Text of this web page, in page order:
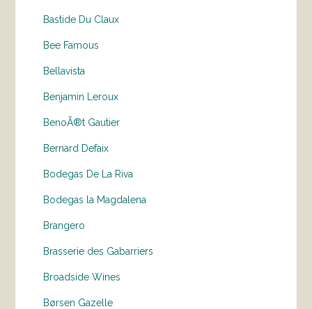
Bastide Du Claux
Bee Famous
Bellavista
Benjamin Leroux
BenoÃ®t Gautier
Bernard Defaix
Bodegas De La Riva
Bodegas la Magdalena
Brangero
Brasserie des Gabarriers
Broadside Wines
Børsen Gazelle